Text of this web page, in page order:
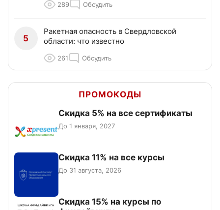
289 Обсудить
5
Ракетная опасность в Свердловской
области: что известно
261 Обсудить
ПРОМОКОДЫ
Скидка 5% на все сертификаты
До 1 января, 2027
Скидка 11% на все курсы
До 31 августа, 2026
Скидка 15% на курсы по